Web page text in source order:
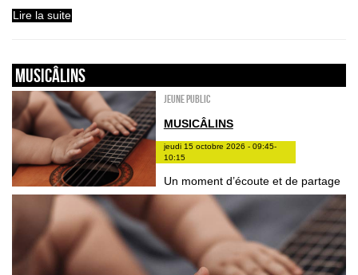
Lire la suite
Musicâlins
Jeune public
MUSICÂLINS
jeudi 15 octobre 2026 - 09:45-
10:15
Un moment d’écoute et de partage